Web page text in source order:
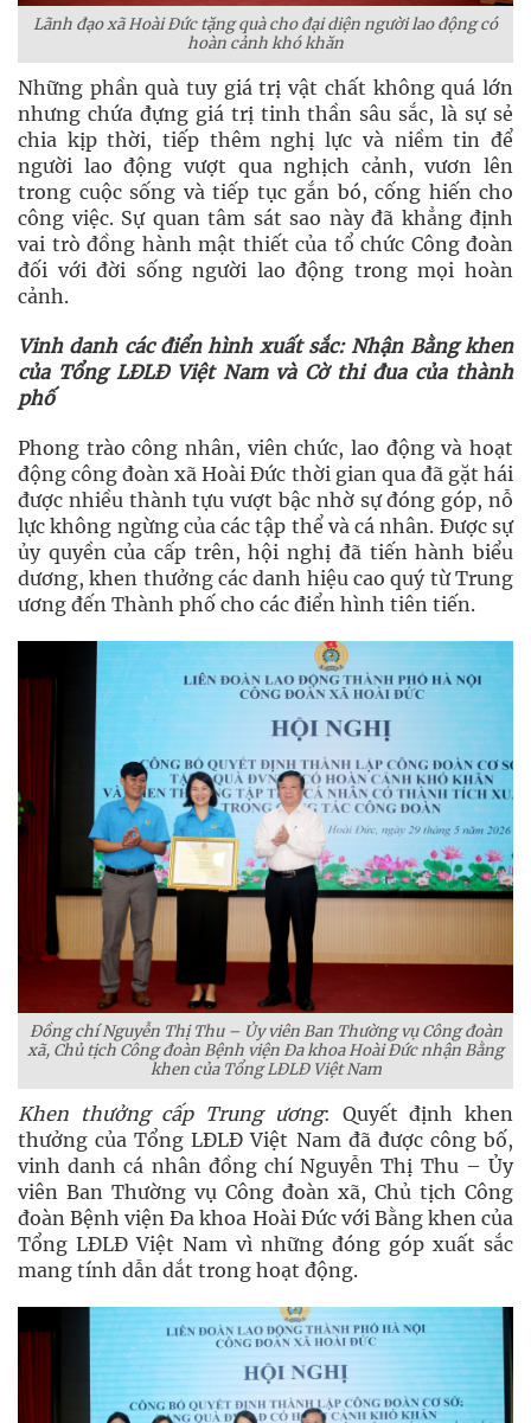
Lãnh đạo xã Hoài Đức tặng quà cho đại diện người lao động có
hoàn cảnh khó khăn
Những phần quà tuy giá trị vật chất không quá lớn
nhưng chứa đựng giá trị tinh thần sâu sắc, là sự sẻ
chia kịp thời, tiếp thêm nghị lực và niềm tin để
người lao động vượt qua nghịch cảnh, vươn lên
trong cuộc sống và tiếp tục gắn bó, cống hiến cho
công việc. Sự quan tâm sát sao này đã khẳng định
vai trò đồng hành mật thiết của tổ chức Công đoàn
đối với đời sống người lao động trong mọi hoàn
cảnh.
Vinh danh các điển hình xuất sắc: Nhận Bằng khen
của Tổng LĐLĐ Việt Nam và Cờ thi đua của thành
phố
Phong trào công nhân, viên chức, lao động và hoạt
động công đoàn xã Hoài Đức thời gian qua đã gặt hái
được nhiều thành tựu vượt bậc nhờ sự đóng góp, nỗ
lực không ngừng của các tập thể và cá nhân. Được sự
ủy quyền của cấp trên, hội nghị đã tiến hành biểu
dương, khen thưởng các danh hiệu cao quý từ Trung
ương đến Thành phố cho các điển hình tiên tiến.
Đồng chí Nguyễn Thị Thu – Ủy viên Ban Thường vụ Công đoàn
xã, Chủ tịch Công đoàn Bệnh viện Đa khoa Hoài Đức nhận Bằng
khen của Tổng LĐLĐ Việt Nam
Khen thưởng cấp Trung ương: Quyết định khen
thưởng của Tổng LĐLĐ Việt Nam đã được công bố,
vinh danh cá nhân đồng chí Nguyễn Thị Thu – Ủy
viên Ban Thường vụ Công đoàn xã, Chủ tịch Công
đoàn Bệnh viện Đa khoa Hoài Đức với Bằng khen của
Tổng LĐLĐ Việt Nam vì những đóng góp xuất sắc
mang tính dẫn dắt trong hoạt động.